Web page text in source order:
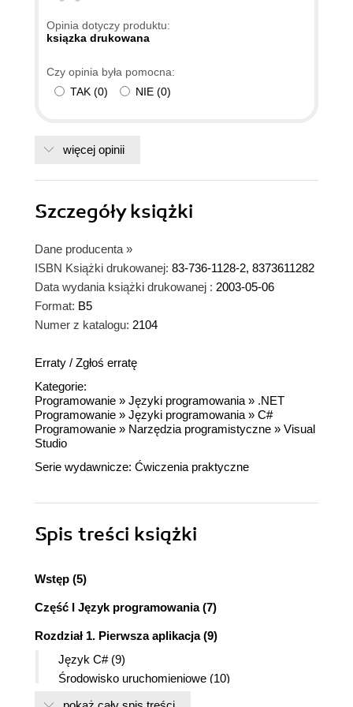
Opinia dotyczy produktu:
ksiązka drukowana
Czy opinia była pomocna:
TAK (0) NIE (0)
więcej opinii
Szczegółyksiążki
Dane producenta »
ISBN Książki drukowanej: 83-736-1128-2, 8373611282
Data wydania książki drukowanej : 2003-05-06
Format: B5
Numer z katalogu: 2104
Erraty / Zgłoś erratę
Kategorie:
Programowanie » Języki programowania » .NET
Programowanie » Języki programowania » C#
Programowanie » Narzędzia programistyczne » Visual
Studio
Serie wydawnicze: Ćwiczenia praktyczne
Spis treści książki
Wstęp (5)
Część I Język programowania (7)
Rozdział 1. Pierwsza aplikacja (9)
Język C# (9)
Środowisko uruchomieniowe (10)
Narzędzia (11)